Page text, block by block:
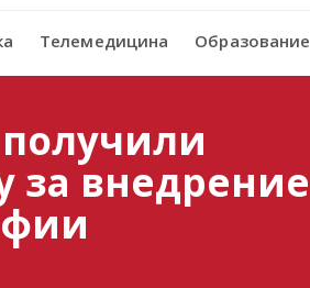
Телемедицина Образование
за внедрение